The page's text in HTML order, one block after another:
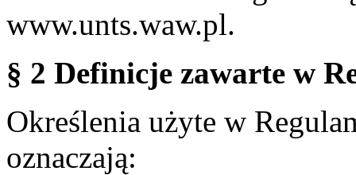
www.unts.waw.pl.
§ 2 Definicje zawarte w
Określenia użyte w
oznaczają: